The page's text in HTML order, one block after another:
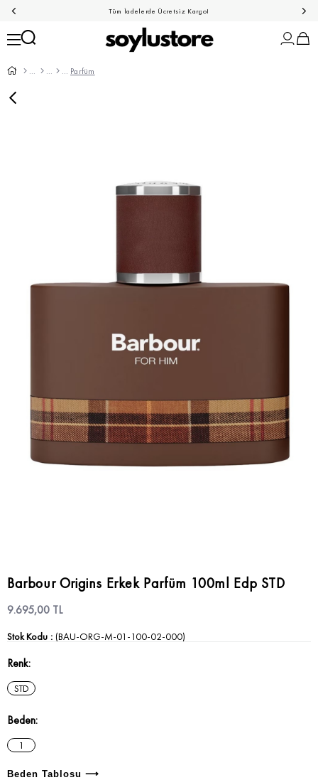
Tüm İadelerde Ücretsiz Kargo!
Parfüm
Barbour Origins Erkek Parfüm 100ml Edp STD
9.695,00 TL
Stok Kodu (BAU-ORG-M-01-100-02-000)
Renk
STD
Beden
1
Beden Tablosu ⟶